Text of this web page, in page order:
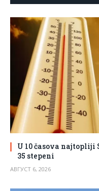
U 10 časova
35 stepeni
АВГУСТ 6, 2026